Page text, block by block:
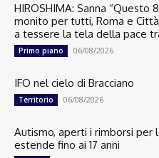
HIROSHIMA: Sanna “Questo
monito per tutti, Roma e
a tessere la tela della pace
Primo piano 06/08/2026
IFO nel cielo di Bracciano
Territorio 06/08/2026
Autismo, aperti i rimborsi per
estende fino ai 17 anni